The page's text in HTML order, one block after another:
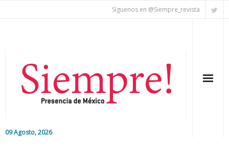
Síguenos en @Siempre_revista
09 Agosto, 2026